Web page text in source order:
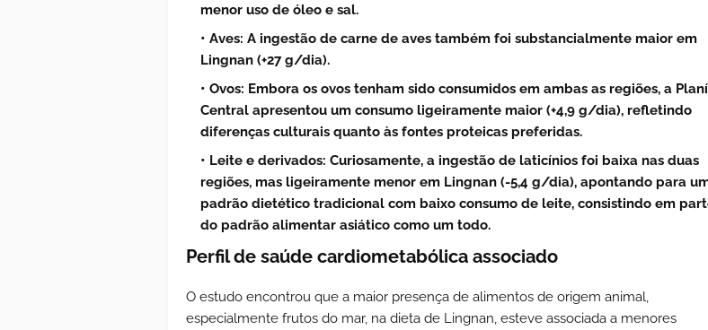
menor uso de óleo e sal.
Aves: A ingestão de carne de aves também foi substancialmente maior em
Lingnan (+27 g/dia).
Ovos: Embora os ovos tenham sido consumidos em ambas as regiões, a
Central apresentou um consumo ligeiramente maior (+4,9 g/dia), refletindo
diferenças culturais quanto às fontes proteicas preferidas.
Leite e derivados: Curiosamente, a ingestão de laticínios foi baixa nas duas
regiões, mas ligeiramente menor em Lingnan (-5,4 g/dia), apontando para
padrão dietético tradicional com baixo consumo de leite, consistindo em
do padrão alimentar asiático como um todo.
Perfil de saúde cardiometabólica associado
O estudo encontrou que a maior presença de alimentos de origem animal,
especialmente frutos do mar, na dieta de Lingnan, esteve associada a menores